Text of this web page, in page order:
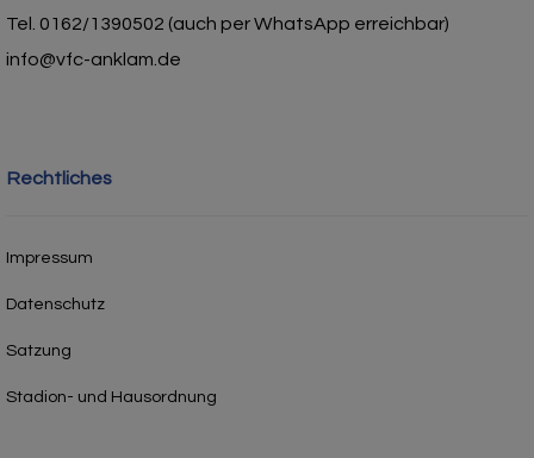
Tel. 0162/1390502 (auch per WhatsApp erreichbar)
info@vfc-anklam.de
Rechtliches
Impressum
Datenschutz
Satzung
Stadion- und Hausordnung